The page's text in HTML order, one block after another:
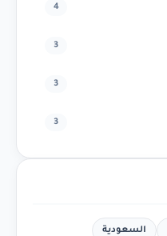
4
3
3
3
السعودية